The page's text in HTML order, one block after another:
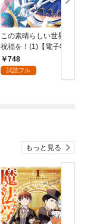
この素晴らしい世界に
祝福を！(1)【電子特別
版】748
試読フル
もっと見る